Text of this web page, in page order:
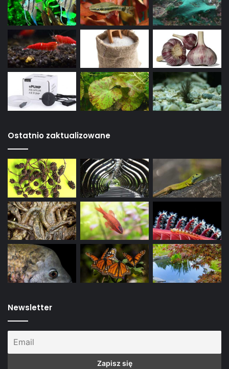
Ostatnio zaktualizowane
Newsletter